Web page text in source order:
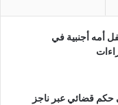
أمه أجنبية في
حكم قضائي عبر ناجز